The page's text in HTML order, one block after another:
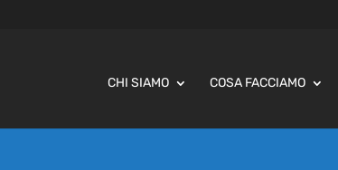
CHI SIAMO COSA FACCIAMO